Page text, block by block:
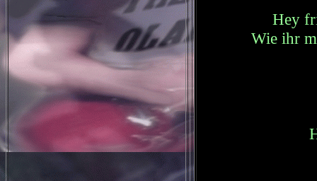
Hey
Wie ihr